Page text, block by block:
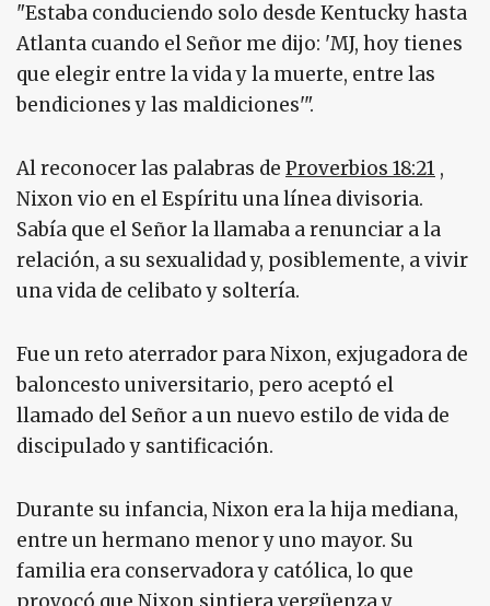
"Estaba conduciendo solo desde Kentucky hasta
Atlanta cuando el Señor me dijo: 'MJ, hoy tienes
que elegir entre la vida y la muerte, entre las
bendiciones y las maldiciones'".
Al reconocer las palabras de Proverbios 18:21 ,
Nixon vio en el Espíritu una línea divisoria.
Sabía que el Señor la llamaba a renunciar a la
relación, a su sexualidad y, posiblemente, a vivir
una vida de celibato y soltería.
Fue un reto aterrador para Nixon, exjugadora de
baloncesto universitario, pero aceptó el
llamado del Señor a un nuevo estilo de vida de
discipulado y santificación.
Durante su infancia, Nixon era la hija mediana,
entre un hermano menor y uno mayor. Su
familia era conservadora y católica, lo que